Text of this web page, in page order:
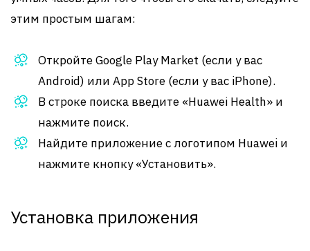
этим простым шагам:
Откройте Google Play Market (если у вас
Android) или App Store (если у вас iPhone).
В строке поиска введите «Huawei Health» и
нажмите поиск.
Найдите приложение с логотипом Huawei и
нажмите кнопку «Установить».
Установка приложения